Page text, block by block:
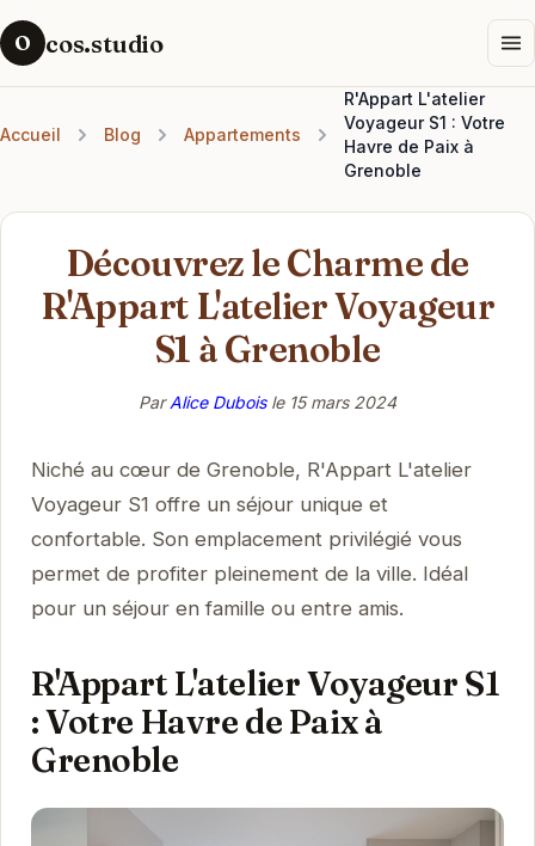
O cos.studio
Accueil Blog Appartements
R'Appart L'atelier
Voyageur S1 : Votre
Havre de Paix à
Grenoble
Découvrez le Charme de
R'Appart L'atelier Voyageur
S1 à Grenoble
ParAlice Duboisle 15 mars 2024
Niché au cœur de Grenoble, R'Appart L'atelier
Voyageur S1 offre un séjour unique et
confortable. Son emplacement privilégié vous
permet de profiter pleinement de la ville. Idéal
pour un séjour en famille ou entre amis.
R'Appart L'atelier Voyageur S1
: Votre Havre de Paix à
Grenoble